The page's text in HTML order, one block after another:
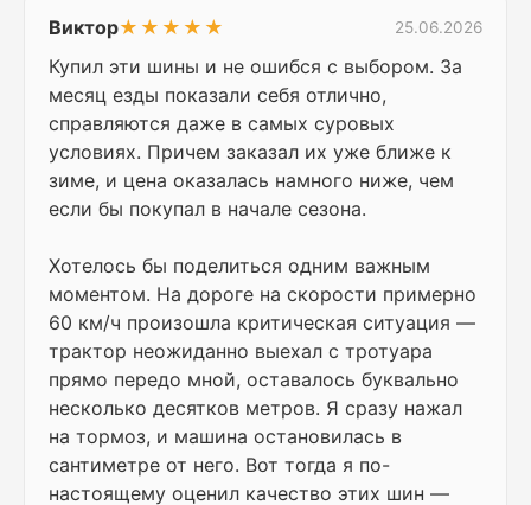
Виктор★★★★★ 25.06.2026
Купил эти шины и не ошибся с выбором. За
месяц езды показали себя отлично,
справляются даже в самых суровых
условиях. Причем заказал их уже ближе к
зиме, и цена оказалась намного ниже, чем
если бы покупал в начале сезона.
Хотелось бы поделиться одним важным
моментом. На дороге на скорости примерно
60 км/ч произошла критическая ситуация —
трактор неожиданно выехал с тротуара
прямо передо мной, оставалось буквально
несколько десятков метров. Я сразу нажал
на тормоз, и машина остановилась в
сантиметре от него. Вот тогда я по-
настоящему оценил качество этих шин —